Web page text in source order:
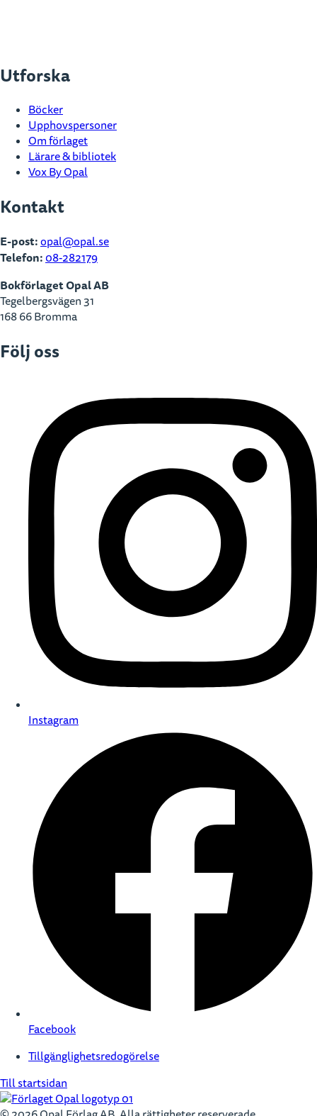
Utforska
Böcker
Upphovspersoner
Om förlaget
Lärare & bibliotek
Vox By Opal
Kontakt
E-post:opal@opal.se
Telefon:08-282179
Bokförlaget Opal AB
Tegelbergsvägen 31
168 66 Bromma
Följ oss
Instagram
Facebook
Tillgänglighetsredogörelse
Till startsidan